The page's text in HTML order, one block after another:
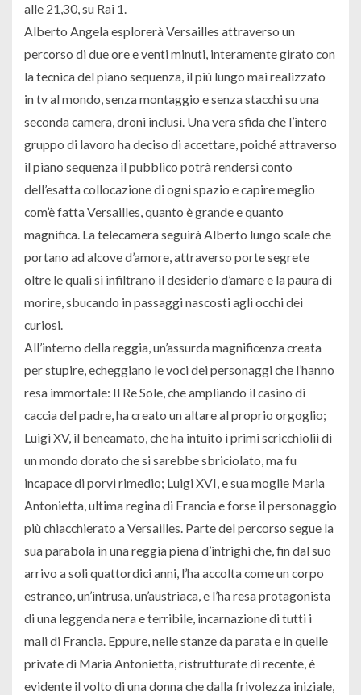
alle 21,30, su Rai 1.
Alberto Angela esplorerà Versailles attraverso un
percorso di due ore e venti minuti, interamente girato con
la tecnica del piano sequenza, il più lungo mai realizzato
in tv al mondo, senza montaggio e senza stacchi su una
seconda camera, droni inclusi. Una vera sfida che l’intero
gruppo di lavoro ha deciso di accettare, poiché attraverso
il piano sequenza il pubblico potrà rendersi conto
dell’esatta collocazione di ogni spazio e capire meglio
com’è fatta Versailles, quanto è grande e quanto
magnifica. La telecamera seguirà Alberto lungo scale che
portano ad alcove d’amore, attraverso porte segrete
oltre le quali si infiltrano il desiderio d’amare e la paura di
morire, sbucando in passaggi nascosti agli occhi dei
curiosi.
All’interno della reggia, un’assurda magnificenza creata
per stupire, echeggiano le voci dei personaggi che l’hanno
resa immortale: Il Re Sole, che ampliando il casino di
caccia del padre, ha creato un altare al proprio orgoglio;
Luigi XV, il beneamato, che ha intuito i primi scricchiolii di
un mondo dorato che si sarebbe sbriciolato, ma fu
incapace di porvi rimedio; Luigi XVI, e sua moglie Maria
Antonietta, ultima regina di Francia e forse il personaggio
più chiacchierato a Versailles. Parte del percorso segue la
sua parabola in una reggia piena d’intrighi che, fin dal suo
arrivo a soli quattordici anni, l’ha accolta come un corpo
estraneo, un’intrusa, un’austriaca, e l’ha resa protagonista
di una leggenda nera e terribile, incarnazione di tutti i
mali di Francia. Eppure, nelle stanze da parata e in quelle
private di Maria Antonietta, ristrutturate di recente, è
evidente il volto di una donna che dalla frivolezza iniziale,